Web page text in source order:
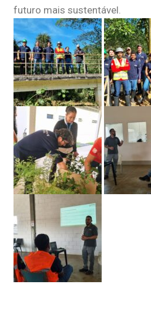
futuro mais sustentável.